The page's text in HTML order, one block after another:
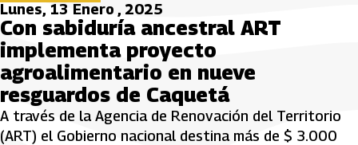
Lunes, 13 Enero , 2025
Con sabiduría ancestral ART
implementa proyecto
agroalimentario en nueve
resguardos de Caquetá
A través de la Agencia de Renovación del Territorio
(ART) el Gobierno nacional destina más de $ 3.000